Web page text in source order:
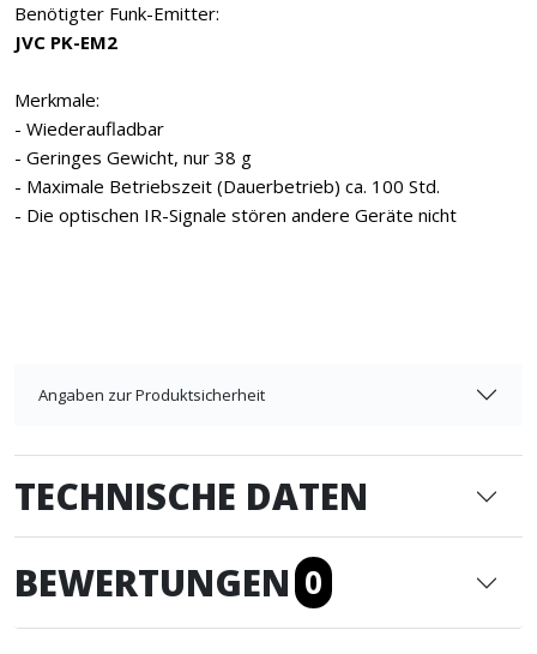
Benötigter Funk-Emitter:
JVC PK-EM2
Merkmale:
- Wiederaufladbar
- Geringes Gewicht, nur 38 g
- Maximale Betriebszeit (Dauerbetrieb) ca. 100 Std.
- Die optischen IR-Signale stören andere Geräte nicht
Angaben zur Produktsicherheit
TECHNISCHE DATEN
BEWERTUNGEN 0